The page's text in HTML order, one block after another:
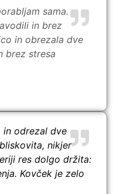
sama.
in brez
in obrezala dve
brez stresa
in odrezal dve
nikjer
res dolgo držita:
Kovček je zelo